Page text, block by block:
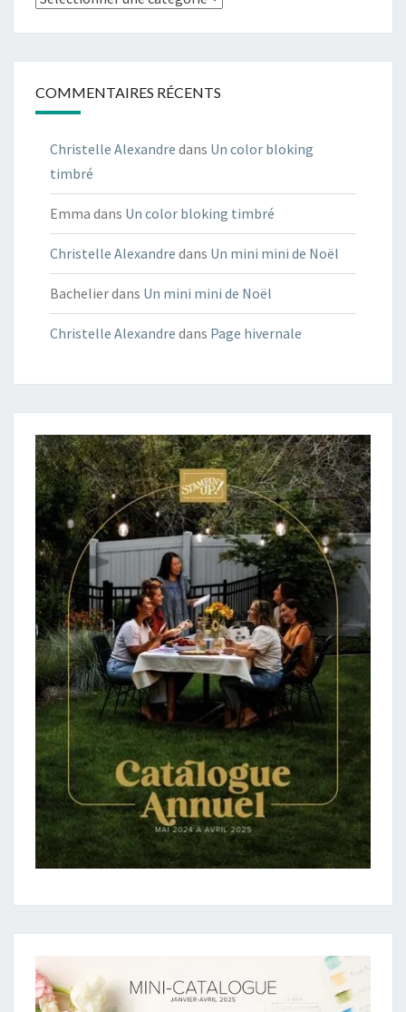
COMMENTAIRES RÉCENTS
Christelle Alexandre dans Un color bloking
timbré
Emma dans Un color bloking timbré
Christelle Alexandre dans Un mini mini de Noël
Bachelierdans Un mini mini de Noël
Christelle Alexandre dans Page hivernale